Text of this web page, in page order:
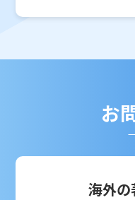
お
海外の